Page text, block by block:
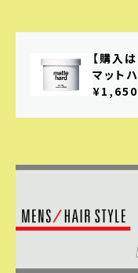
【購入は
マット